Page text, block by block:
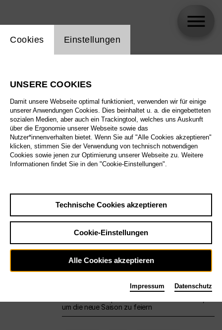
Alle Sparten
Alle Spielstätten
Alle Merkmale
Sa29.8.
Großes Haus
12:00 Eröffnungswochenende
um die neue Saison zu feiern
Einstellung Website Cookie
Cookies Einstellungen
UNSERE COOKIES
Damit unsere Webseite optimal funktioniert, verwenden wir für einige
unserer Anwendungen Cookies. Dies beinhaltet u. a. die eingebetteten
sozialen Medien, aber auch ein Trackingtool, welches uns Auskunft
über die Ergonomie unserer Webseite sowie das
Nutzer*innenverhalten bietet. Wenn Sie auf "Alle Cookies akzeptieren"
klicken, stimmen Sie der Verwendung von technisch notwendigen
Cookies sowie jenen zur Optimierung unserer Webseite zu. Weitere
Informationen findet Sie in den "Cookie-Einstellungen".
Technische Cookies akzeptieren
Cookie-Einstellungen
Alle Cookies akzeptieren
Impressum Datenschutz